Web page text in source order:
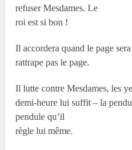
refuser Mesdames. Le
roi est si bon !
Il accordera quand le page
rattrape pas le page.
Il lutte contre Mesdames, les
demi-heure lui suffit – la
pendule qu’il
règle lui même.